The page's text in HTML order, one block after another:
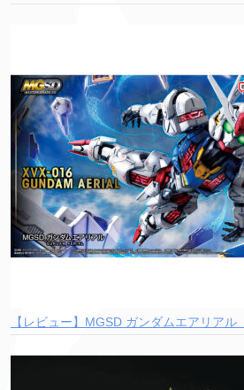
【レビュー】MGSD ガンダムエアリアル